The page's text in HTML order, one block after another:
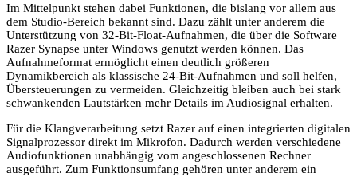
Im Mittelpunkt stehen dabei Funktionen, die bislang vor allem aus
dem Studio-Bereich bekannt sind. Dazu zählt unter anderem die
Unterstützung von 32-Bit-Float-Aufnahmen, die über die Software
Razer Synapse unter Windows genutzt werden können. Das
Aufnahmeformat ermöglicht einen deutlich größeren
Dynamikbereich als klassische 24-Bit-Aufnahmen und soll helfen,
Übersteuerungen zu vermeiden. Gleichzeitig bleiben auch bei stark
schwankenden Lautstärken mehr Details im Audiosignal erhalten.
Für die Klangverarbeitung setzt Razer auf einen integrierten digitalen
Signalprozessor direkt im Mikrofon. Dadurch werden verschiedene
Audiofunktionen unabhängig vom angeschlossenen Rechner
ausgeführt. Zum Funktionsumfang gehören unter anderem ein